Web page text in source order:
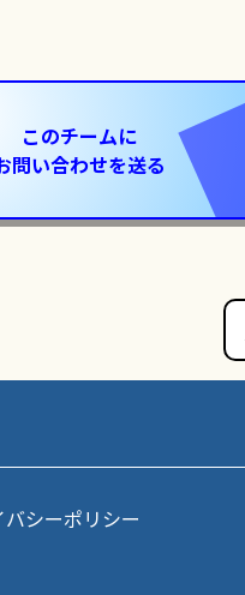
このチームに
問い合わせを送る
バシーポリシー